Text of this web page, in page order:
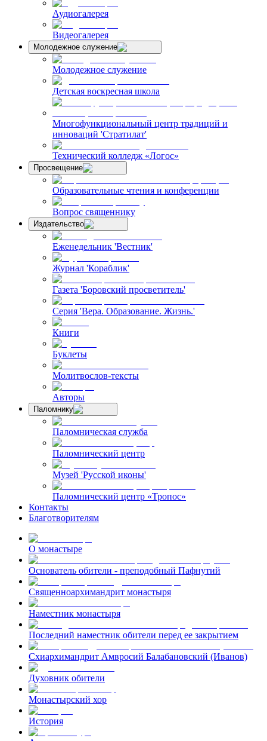
Аудиогалерея
Видеогалерея
Молодежное служение
Молодежное служение
Детская воскресная школа
Многофункциональный центр традиций и
инноваций 'Стратилат'
Технический колледж «Логос»
Просвещение
Образовательные чтения и конференции
Вопрос священнику
Издательство
Еженедельник 'Вестник'
Журнал 'Кораблик'
Газета 'Боровский просветитель'
Серия 'Вера. Образование. Жизнь.'
Книги
Буклеты
Молитвослов-тексты
Авторы
Паломнику
Паломническая служба
Паломнический центр
Музей 'Русской иконы'
Паломнический центр «Тропос»
Контакты
Благотворителям
О монастыре
Основатель обители - преподобный Пафнутий
Священноархимандрит монастыря
Наместник монастыря
Последний наместник обители перед ее закрытием
Схиархимандрит Амвросий Балабановский (Иванов)
Духовник обители
Монастырский хор
История